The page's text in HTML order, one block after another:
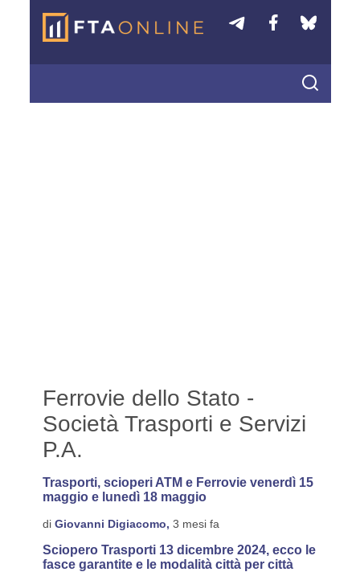
Ferrovie dello Stato -
Società Trasporti e Servizi
P.A.
Trasporti, scioperi ATM e Ferrovie venerdì 15
maggio e lunedì 18 maggio
di Giovanni Digiacomo, 3 mesi fa
Sciopero Trasporti 13 dicembre 2024, ecco le
fasce garantite e le modalità città per città